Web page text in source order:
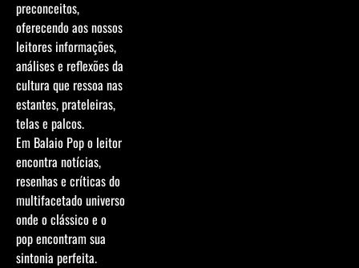
preconceitos,
oferecendo aos nossos
leitores informações,
análises e reflexões da
cultura que ressoa nas
estantes, prateleiras,
telas e palcos.
Em Balaio Pop o leitor
encontra notícias,
resenhas e críticas do
multifacetado universo
onde o clássico e o
pop encontram sua
sintonia perfeita.